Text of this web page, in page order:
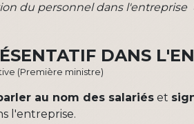
du personnel dans l'entreprise
DANS
(Première ministre)
au nom des salariés et
l'entreprise.